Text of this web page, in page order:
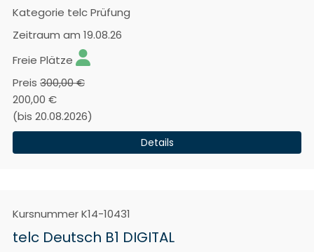
Kategorie telc Prüfung
Zeitraum am 19.08.26
Freie Plätze
Preis 300,00 €
200,00 €
(bis 20.08.2026)
Details
KursnummerK14-10431
telc Deutsch B1 DIGITAL